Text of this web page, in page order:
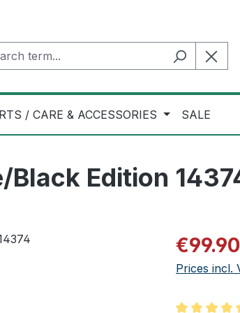
/ CARE & ACCESSORIES SALE
Black Edition
Sale price:
€99.90
Prices incl.